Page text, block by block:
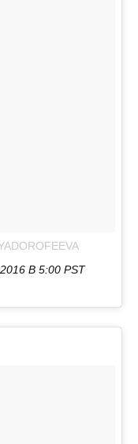
В 5:00 PST